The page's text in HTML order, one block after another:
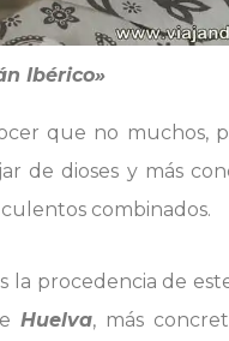
Ibérico»
que no muchos,
de dioses y más
combinados.
la procedencia de
Huelva, más